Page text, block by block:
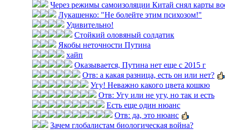
Через режимы самоизоляции Китай снял карты
Лукашенко: "Не болейте этим психозом!"
Удивительно!
Стойкий оловяный солдатик
Якобы неточности Путина
хайп
Оказывается, Путина нет еще с 2015 г
Отв: а какая разница, есть он или нет?
Угу! Неважно какого цвета кошкю
Отв: Угу или не угу, но так и есть
Есть еще один нюанс
Отв: да, это нюанс
Зачем глобалистам биологическая война?